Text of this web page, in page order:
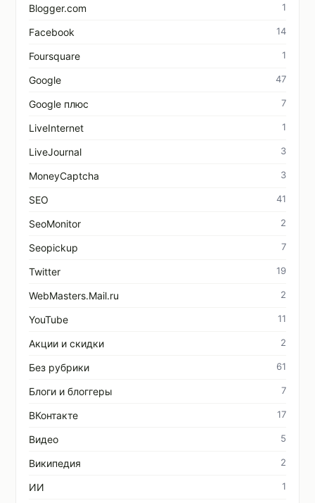
Blogger.com 1
Facebook 14
Foursquare 1
Google 47
Google плюс 7
LiveInternet 1
LiveJournal 3
MoneyCaptcha 3
SEO 41
SeoMonitor 2
Seopickup 7
Twitter 19
WebMasters.Mail.ru 2
YouTube 11
Акции и скидки 2
Без рубрики 61
Блоги и блоггеры 7
ВКонтакте 17
Видео 5
Википедия 2
ИИ 1